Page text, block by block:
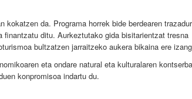
kokatzen da. Programa horrek bide berdearen
ditu. Aurkeztutako gida bisitarientzat tresna
bultzatzen jarraitzeko aukera bikaina ere
eta ondare natural eta kulturalaren
konpromisoa indartu du.